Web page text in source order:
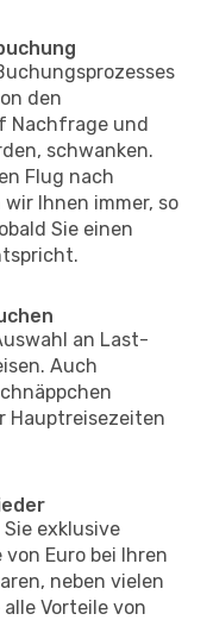
den
Nachfrage und
schwanken.
Flug nach
Ihnen immer, so
Sie einen
an Last-
Auch
Hauptreisezeiten
exklusive
Euro bei Ihren
neben vielen
Vorteile von